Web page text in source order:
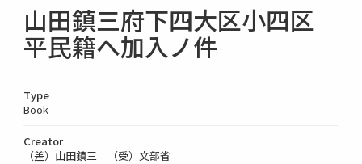
山田鎮三府下四大区小四区
平民籍へ加入ノ件
Type
Book
Creator
（差）山田鎮三 （受）文部省